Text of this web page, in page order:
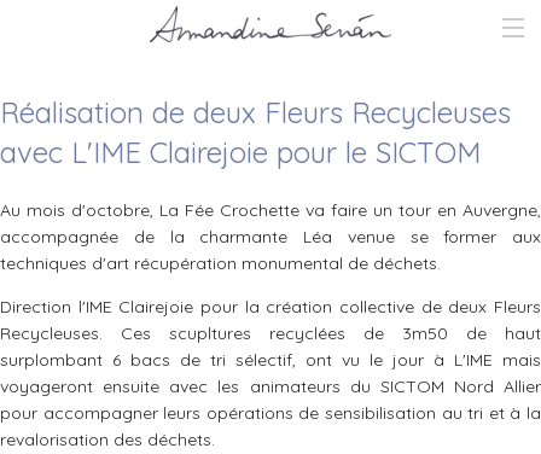
TROPHÉE RECYCLÉ
DÉCO
FLEURS
SCÉNOGRAPHIE
STAGES
BIO
PRESSE
CONTACT
Réalisation de deux Fleurs Recycleuses
avec L'IME Clairejoie pour le SICTOM
Au mois d'octobre, La Fée Crochette va faire un tour en Auvergne,
accompagnée de la charmante Léa venue se former aux
techniques d'art récupération monumental de déchets.
Direction l'IME Clairejoie pour la création collective de deux Fleurs
Recycleuses. Ces scupltures recyclées de 3m50 de haut
surplombant 6 bacs de tri sélectif, ont vu le jour à L'IME mais
voyageront ensuite avec les animateurs du SICTOM Nord Allier
pour accompagner leurs opérations de sensibilisation au tri et à la
revalorisation des déchets.